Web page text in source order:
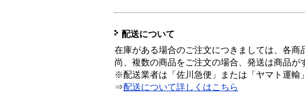
配送について
在庫がある場合のご注文につきましては、各商
尚、複数の商品をご注文の場合、発送は商品が
※配送業者は「佐川急便」または「ヤマト運輸
⇒配送について詳しくはこちら